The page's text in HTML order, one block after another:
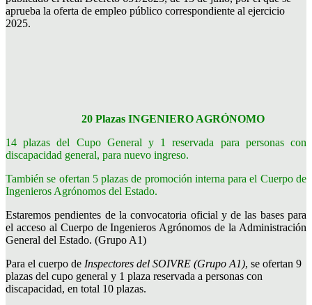
aprueba la oferta de empleo público correspondiente al ejercicio
2025.
20 Plazas INGENIERO AGRÓNOMO
14 plazas del Cupo General y 1 reservada para personas con
discapacidad general, para nuevo ingreso.
También se ofertan 5 plazas de promoción interna para el Cuerpo de
Ingenieros Agrónomos del Estado.
Estaremos pendientes de la convocatoria oficial y de las bases para
el acceso al Cuerpo de Ingenieros Agrónomos de la Administración
General del Estado. (Grupo A1)
Para el cuerpo de Inspectores del SOIVRE (Grupo A1), se ofertan 9
plazas del cupo general y 1 plaza reservada a personas con
discapacidad, en total 10 plazas.